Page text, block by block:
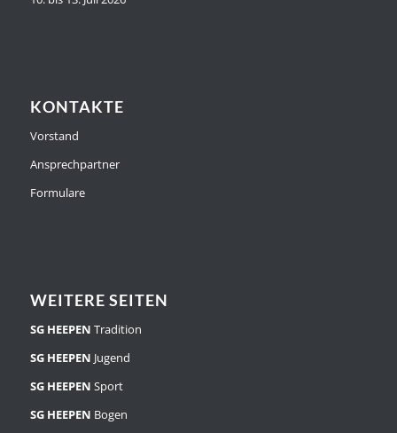
KONTAKTE
Vorstand
Ansprechpartner
Formulare
WEITERE SEITEN
SG HEEPEN Tradition
SG HEEPEN Jugend
SG HEEPEN Sport
SG HEEPEN Bogen